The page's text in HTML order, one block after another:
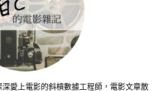
愛上電影的斜槓數據工程師，電影文章散